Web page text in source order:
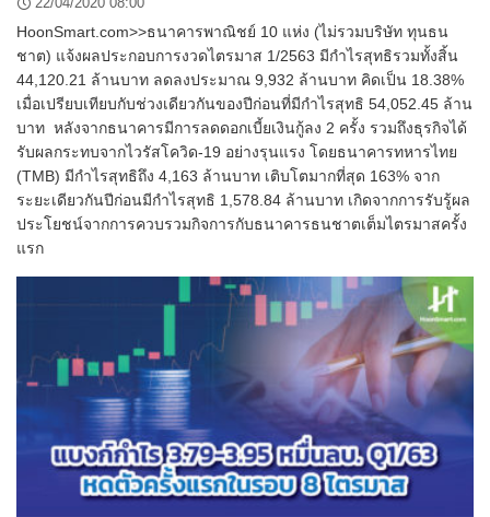
HoonSmart.com>>ธนาคารพาณิชย์ 10 แห่ง (ไม่รวมบริษัท ทุนธน
ชาต) แจ้งผลประกอบการงวดไตรมาส 1/2563 มีกำไรสุทธิรวมทั้งสิ้น
44,120.21 ล้านบาท ลดลงประมาณ 9,932 ล้านบาท คิดเป็น 18.38%
เมื่อเปรียบเทียบกับช่วงเดียวกันของปีก่อนที่มีกำไรสุทธิ 54,052.45 ล้าน
บาท หลังจากธนาคารมีการลดดอกเบี้ยเงินกู้ลง 2 ครั้ง รวมถึงธุรกิจได้
รับผลกระทบจากไวรัสโควิด-19 อย่างรุนแรง โดยธนาคารทหารไทย
(TMB) มีกำไรสุทธิถึง 4,163 ล้านบาท เติบโตมากที่สุด 163% จาก
ระยะเดียวกันปีก่อนมีกำไรสุทธิ 1,578.84 ล้านบาท เกิดจากการรับรู้ผล
ประโยชน์จากการควบรวมกิจการกับธนาคารธนชาตเต็มไตรมาสครั้ง
แรก